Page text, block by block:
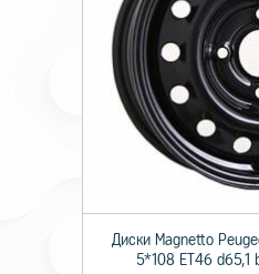
Диски Magnetto
5*108 ET46 d65,1